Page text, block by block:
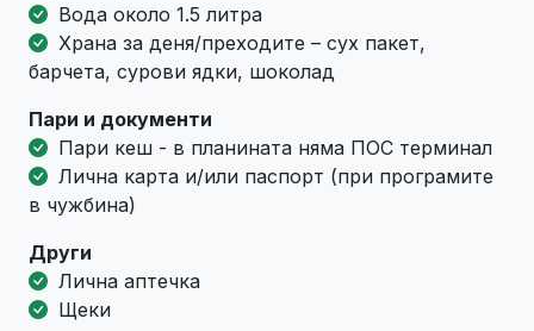
Вода около 1.5 литра
Храна за деня/преходите – сух пакет,
барчета, сурови ядки, шоколад
Пари и документи
Пари кеш - в планината няма ПОС терминал
Лична карта и/или паспорт (при програмите
в чужбина)
Други
Лична аптечка
Щеки